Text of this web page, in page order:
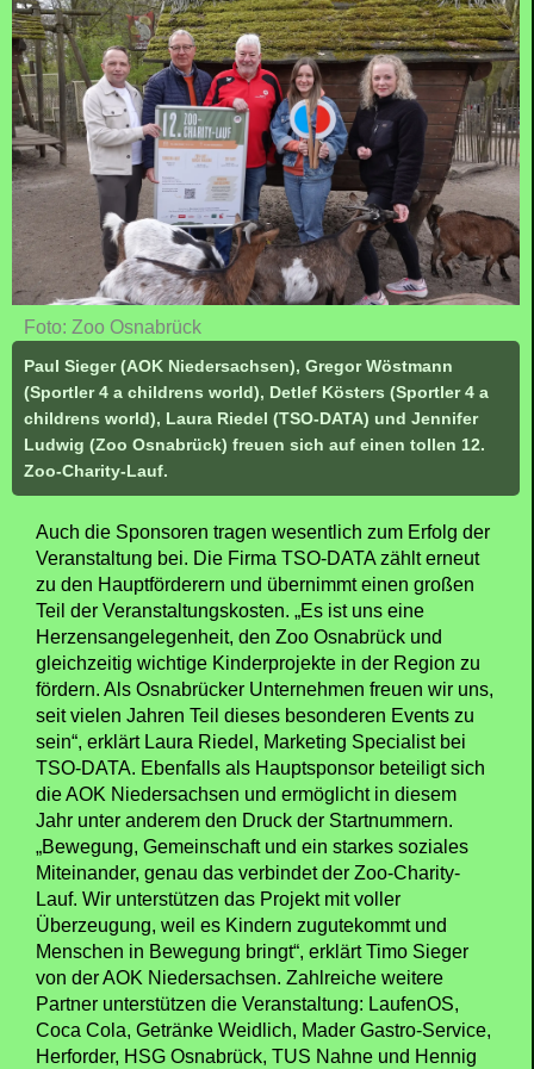
Foto: Zoo Osnabrück
Paul Sieger (AOK Niedersachsen), Gregor Wöstmann
(Sportler 4 a childrens world), Detlef Kösters (Sportler 4 a
childrens world), Laura Riedel (TSO-DATA) und Jennifer
Ludwig (Zoo Osnabrück) freuen sich auf einen tollen 12.
Zoo-Charity-Lauf.
Auch die Sponsoren tragen wesentlich zum Erfolg der
Veranstaltung bei. Die Firma TSO-DATA zählt erneut
zu den Hauptförderern und übernimmt einen großen
Teil der Veranstaltungskosten. „Es ist uns eine
Herzensangelegenheit, den Zoo Osnabrück und
gleichzeitig wichtige Kinderprojekte in der Region zu
fördern. Als Osnabrücker Unternehmen freuen wir uns,
seit vielen Jahren Teil dieses besonderen Events zu
sein“, erklärt Laura Riedel, Marketing Specialist bei
TSO-DATA. Ebenfalls als Hauptsponsor beteiligt sich
die AOK Niedersachsen und ermöglicht in diesem
Jahr unter anderem den Druck der Startnummern.
„Bewegung, Gemeinschaft und ein starkes soziales
Miteinander, genau das verbindet der Zoo-Charity-
Lauf. Wir unterstützen das Projekt mit voller
Überzeugung, weil es Kindern zugutekommt und
Menschen in Bewegung bringt“, erklärt Timo Sieger
von der AOK Niedersachsen. Zahlreiche weitere
Partner unterstützen die Veranstaltung: LaufenOS,
Coca Cola, Getränke Weidlich, Mader Gastro-Service,
Herforder, HSG Osnabrück, TUS Nahne und Hennig